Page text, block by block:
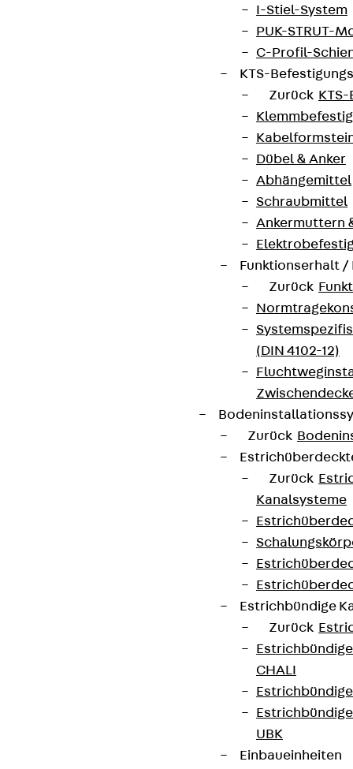
I-Stiel-System
PUK-STRUT-
C-Profil-
KTS-
Zurück
Dübel & Anker
Abhängemittel
Schraubmittel
Ankermuttern
Funktionserhalt
Zurück
(DIN 4102-12)
Zurück
Zurück
Kanalsysteme
Estrichbündige
Zurück
CHALI
UBK
Einbaueinheiten